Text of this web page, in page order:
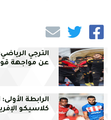
الترجي
عن مواجهة
الرابطة
كلاسيكو